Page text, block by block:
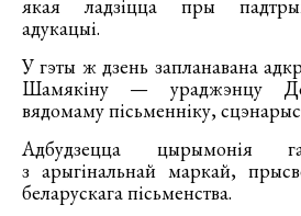
якая ладзіцца пры
адукацыі.
У гэты ж дзень запланавана
Шамякіну — ураджэнцу
вядомаму пісьменніку,
Адбудзецца цырымонія
з арыгінальнай маркай,
беларускага пісьменства.